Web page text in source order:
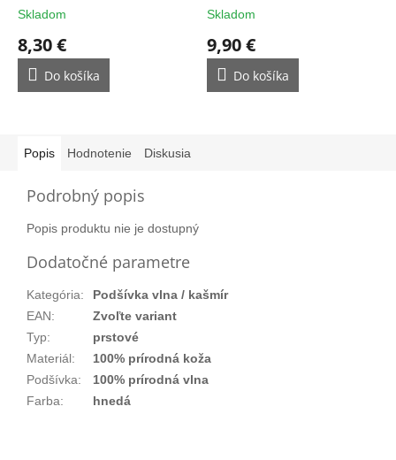
rukavice
Skladom
8,30 €
Do košíka
Skladom
9,90 €
Do košíka
Popis Hodnotenie Diskusia
Podrobný popis
Popis produktu nie je dostupný
Dodatočné parametre
Kategória:
Podšívka vlna / kašmír
EAN:
Zvoľte variant
Typ:
prstové
Materiál:
100% prírodná koža
Podšívka:
100% prírodná vlna
Farba: hnedá